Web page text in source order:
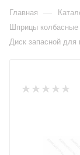
Главная —
Шприцы колбасные
Диск запасной для